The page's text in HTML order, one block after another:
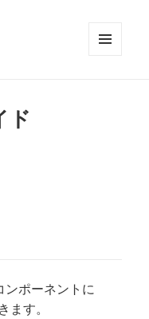
ド
ポーネントに
ます。